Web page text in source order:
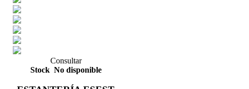
Consultar
Stock No disponible